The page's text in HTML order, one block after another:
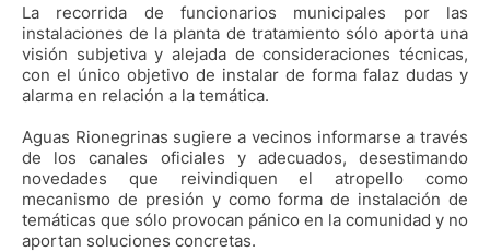
La recorrida de funcionarios municipales por las
instalaciones de la planta de tratamiento sólo aporta una
visión subjetiva y alejada de consideraciones técnicas,
con el único objetivo de instalar de forma falaz dudas y
alarma en relación a la temática.
Aguas Rionegrinas sugiere a vecinos informarse a través
de los canales oficiales y adecuados, desestimando
novedades que reivindiquen el atropello como
mecanismo de presión y como forma de instalación de
temáticas que sólo provocan pánico en la comunidad y no
aportan soluciones concretas.